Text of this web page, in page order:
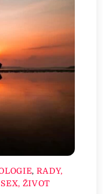
, RADY,
ŽIVOT